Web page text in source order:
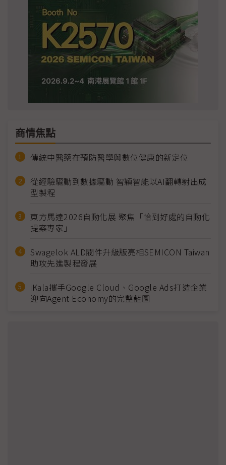
商情焦點
傳統中醫藥在預防醫學與數位健康的新定位
從經驗驅動到數據驅動 智穎智能以AI翻轉射出成
型製程
東方馬達2026自動化展 聚焦「恰到好處的自動化
提案專家」
Swagelok ALD閥件升級版亮相SEMICON Taiwan
助攻先進製程發展
iKala攜手Google Cloud、Google Ads打造企業
迎向Agent Economy的完整藍圖